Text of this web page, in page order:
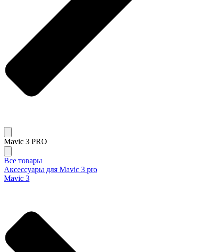
Mavic 3 PRO
Все товары
Аксессуары для Mavic 3 pro
Mavic 3